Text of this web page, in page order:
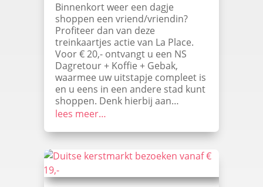
Binnenkort weer een dagje
shoppen een vriend/vriendin?
Profiteer dan van deze
treinkaartjes actie van La Place.
Voor € 20,- ontvangt u een NS
Dagretour + Koffie + Gebak,
waarmee uw uitstapje compleet is
en u eens in een andere stad kunt
shoppen. Denk hierbij aan…
lees meer…